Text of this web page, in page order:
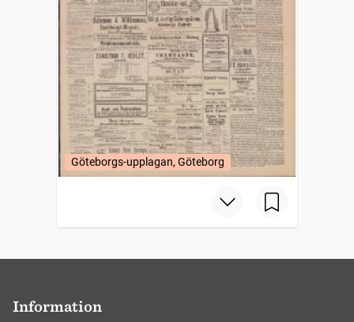
Göteborgs-upplagan, Göteborg
Information